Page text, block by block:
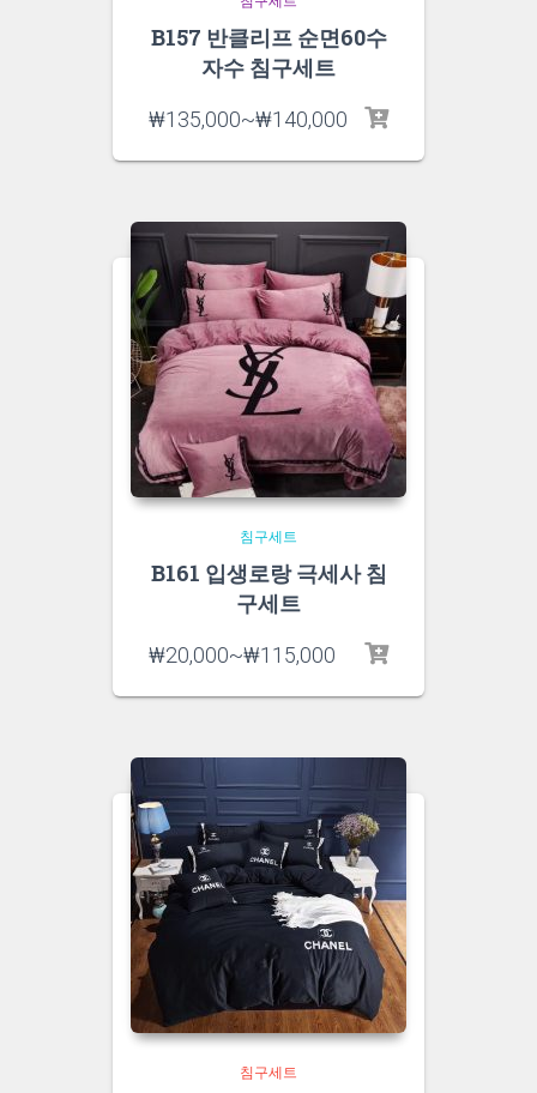
B157 반클리프 순면60수
자수 침구세트
₩135,000~₩140,000
침구세트
B161 입생로랑 극세사 침
구세트
₩20,000~₩115,000
침구세트